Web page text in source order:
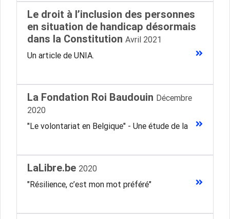
Le droit à l’inclusion des personnes
en situation de handicap désormais
dans la Constitution Avril 2021
Un article de UNIA.
La Fondation Roi Baudouin Décembre
2020
"Le volontariat en Belgique" - Une étude de la Fondation
LaLibre.be 2020
"Résilience, c’est mon mot préféré"